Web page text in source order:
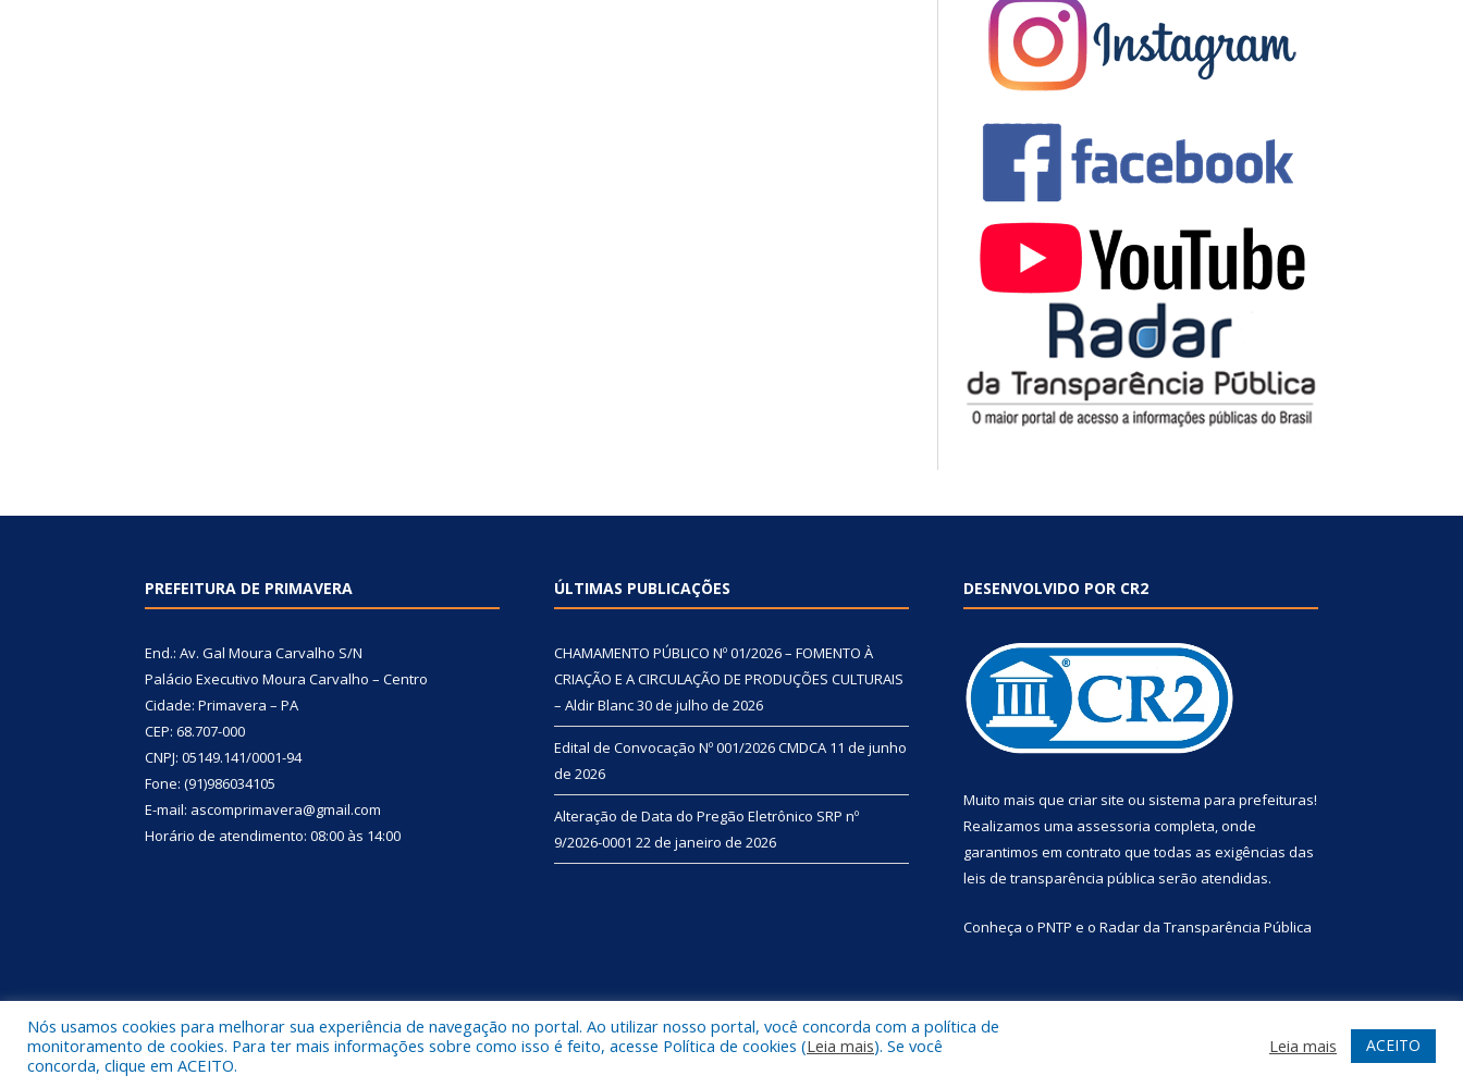
PREFEITURA DE PRIMAVERA
End.: Av. Gal Moura Carvalho S/N
Palácio Executivo Moura Carvalho – Centro
Cidade: Primavera – PA
CEP: 68.707-000
CNPJ: 05149.141/0001-94
Fone: (91)986034105
E-mail: ascomprimavera@gmail.com
Horário de atendimento: 08:00 às 14:00
ÚLTIMAS PUBLICAÇÕES
CHAMAMENTO PÚBLICO Nº 01/2026 – FOMENTO À
CRIAÇÃO E A CIRCULAÇÃO DE PRODUÇÕES CULTURAIS
– Aldir Blanc30 de julho de 2026
Edital de Convocação Nº 001/2026 CMDCA 11 de junho
de 2026
Alteração de Data do Pregão Eletrônico SRP nº
9/2026-0001 22 de janeiro de 2026
DESENVOLVIDO POR CR2
Muito mais que criar site ou sistema para prefeituras!
Realizamos uma assessoria completa, onde
garantimos em contrato que todas as exigências das
leis de transparência pública serão atendidas.
Conheça o PNTP e o Radar da Transparência Pública
Todos os direitos reservados a Prefeitura Municipal de Primavera. Mapa do Site Acessar Webmail
Nós usamos cookies para melhorar sua experiência de navegação no portal. Ao utilizar nosso portal, você concorda com a política de
monitoramento de cookies. Para ter mais informações sobre como isso é feito, acesse Política de cookies (Leia mais). Se você
concorda, clique em ACEITO.
Leia mais ACEITO